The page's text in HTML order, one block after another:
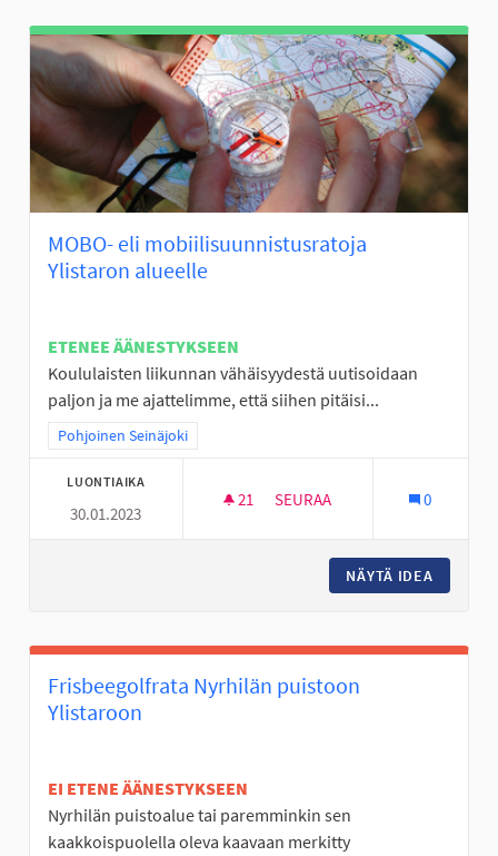
MOBO- eli mobiilisuunnistusratoja
Ylistaron alueelle
ETENEE ÄÄNESTYKSEEN
Koululaisten liikunnan vähäisyydestä uutisoidaan
paljon ja me ajattelimme, että siihen pitäisi...
Rajaa tulokset teeman mukaan: Pohjoinen Seinäjoki
Pohjoinen Seinäjoki
LUONTIAIKA
30.01.2023
21 21 SEURAAJAA
SEURAA 0
NÄYTÄ IDEA
Frisbeegolfrata Nyrhilän puistoon
Ylistaroon
EI ETENE ÄÄNESTYKSEEN
Nyrhilän puistoalue tai paremminkin sen
kaakkoispuolella oleva kaavaan merkitty